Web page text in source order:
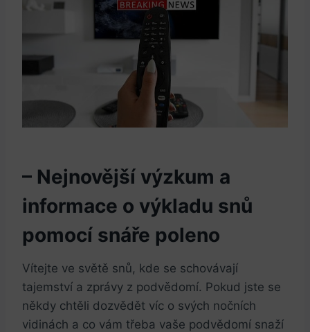
– Nejnovější výzkum a
informace o výkladu snů
pomocí snáře poleno
Vítejte ve světě snů, kde se schovávají
tajemství a zprávy z podvědomí. Pokud jste se
někdy chtěli dozvědět víc o svých nočních
vidinách a co vám třeba vaše podvědomí snaží